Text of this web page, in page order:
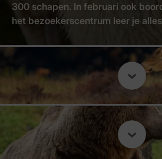
300 schapen. In februari ook
het bezoekerscentrum leer je